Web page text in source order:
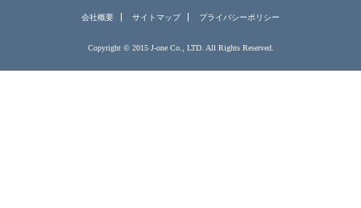
会社概要 サイトマップ プライバシーポリシー
Copyright © 2015 J-one Co., LTD. All Rights Reserved.